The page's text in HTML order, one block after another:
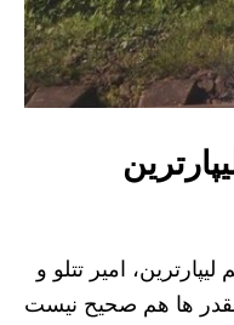
امیر تتلو و
ها هم صحیح نیست